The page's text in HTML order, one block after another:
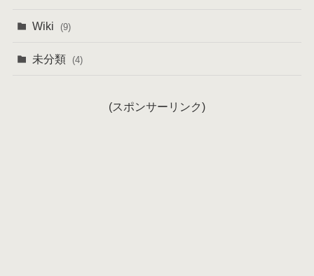
Wiki (9)
未分類 (4)
(スポンサーリンク)